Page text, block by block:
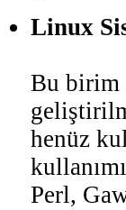
Linux
Bu birim
henüz
Perl,